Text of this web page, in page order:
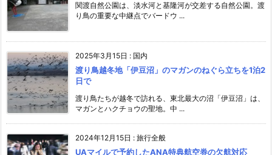
関渡自然公園は、淡水河と基隆河が交差する自然公園。渡
り鳥の重要な中継点でバードウ ...
2025年3月15日 : 国内
渡り鳥越冬地「伊豆沼」のマガンのねぐら立ちを1泊2
日で
渡り鳥たちが越冬で訪れる、東北最大の沼「伊豆沼」は、
マガンとハクチョウの聖地。中 ...
2024年12月15日 : 旅行全般
UAマイルで予約したANA特典航空券の欠航対応